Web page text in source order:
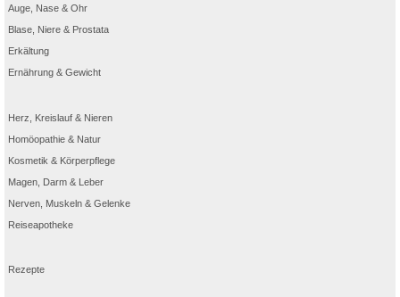
Auge, Nase & Ohr
Blase, Niere & Prostata
Erkältung
Ernährung & Gewicht
Herz, Kreislauf & Nieren
Homöopathie & Natur
Kosmetik & Körperpflege
Magen, Darm & Leber
Nerven, Muskeln & Gelenke
Reiseapotheke
Rezepte